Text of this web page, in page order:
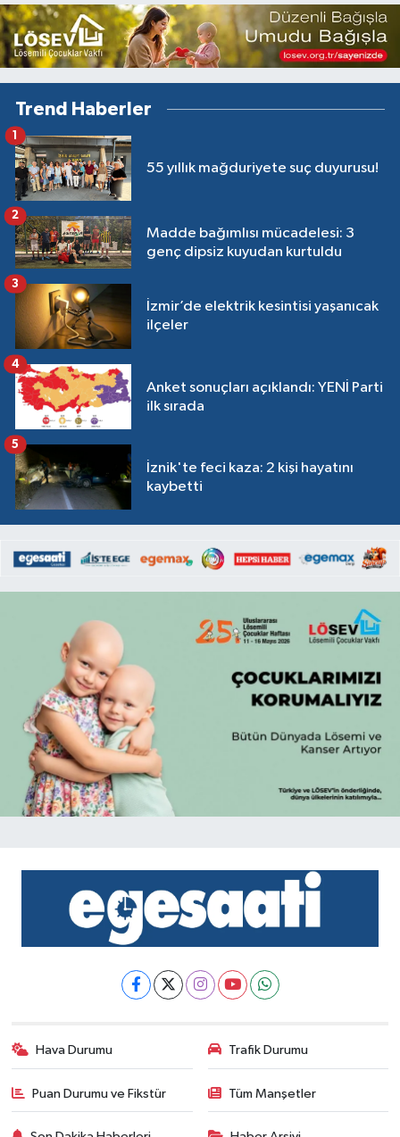
Trend Haberler
55 yıllık mağduriyete suç duyurusu!
1
Madde bağımlısı mücadelesi: 3
genç dipsiz kuyudan kurtuldu
2
İzmir’de elektrik kesintisi yaşanıcak
ilçeler
3
Anket sonuçları açıklandı: YENİ Parti
ilk sırada
4
İznik'te feci kaza: 2 kişi hayatını
kaybetti
5
Hava Durumu Trafik Durumu
Puan Durumu ve Fikstür Tüm Manşetler